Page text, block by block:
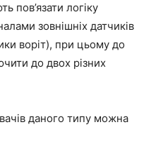
пов’язати логіку
зовнішніх датчиків
воріт), при цьому до
до двох різних
даного типу можна